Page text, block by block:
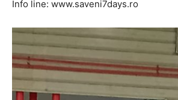
Info line: www.saveni7days.ro